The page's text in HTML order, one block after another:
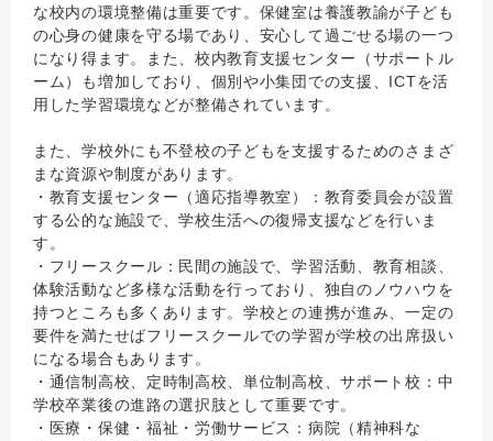
な校内の環境整備は重要です。保健室は養護教諭が子ども
の心身の健康を守る場であり、安心して過ごせる場の一つ
になり得ます。また、校内教育支援センター（サポートル
ーム）も増加しており、個別や小集団での支援、ICTを活
用した学習環境などが整備されています。
また、学校外にも不登校の子どもを支援するためのさまざ
まな資源や制度があります。
・教育支援センター（適応指導教室）：教育委員会が設置
する公的な施設で、学校生活への復帰支援などを行いま
す。
・フリースクール：民間の施設で、学習活動、教育相談、
体験活動など多様な活動を行っており、独自のノウハウを
持つところも多くあります。学校との連携が進み、一定の
要件を満たせばフリースクールでの学習が学校の出席扱い
になる場合もあります。
・通信制高校、定時制高校、単位制高校、サポート校：中
学校卒業後の進路の選択肢として重要です。
・医療・保健・福祉・労働サービス：病院（精神科な